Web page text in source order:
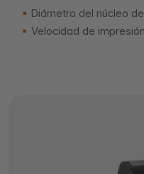
Diámetro del núcleo
Velocidad de